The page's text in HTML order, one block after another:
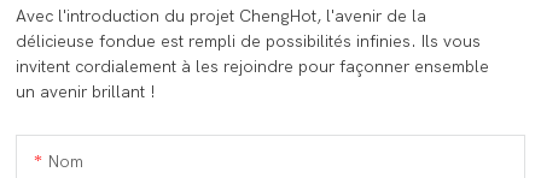
Avec l'introduction du projet ChengHot, l'avenir de la
délicieuse fondue est rempli de possibilités infinies. Ils vous
invitent cordialement à les rejoindre pour façonner ensemble
un avenir brillant !
Nom